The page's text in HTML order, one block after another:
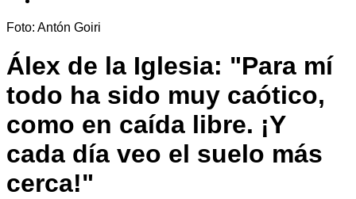
Foto: Antón Goiri
Álex de la Iglesia: "Para mí
todo ha sido muy caótico,
como en caída libre. ¡Y
cada día veo el suelo más
cerca!"